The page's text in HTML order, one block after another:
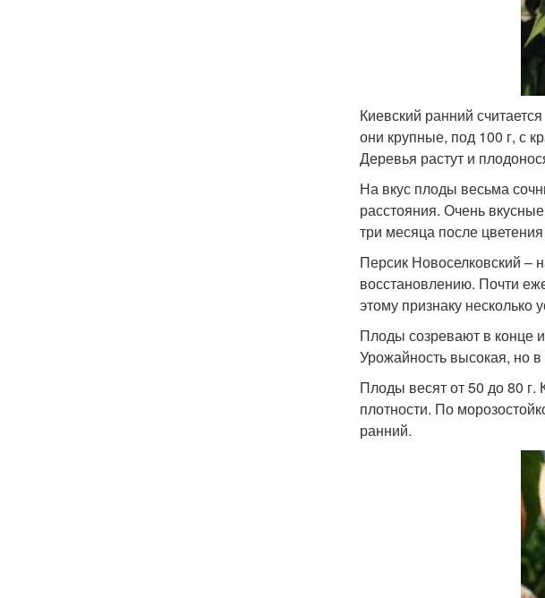
Киевский ранний
они крупные, под 100 г, с
Деревья растут и
На вкус плоды весьма
расстояния. Очень
три месяца после
Персик Новоселковский –
восстановлению. Почти
этому признаку несколько
Плоды созревают в конце
Урожайность высокая, но
Плоды весят от 50 до 80
плотности. По
ранний.